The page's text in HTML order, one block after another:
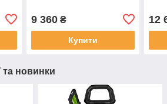
9 360₴
Купити
12
та новинки